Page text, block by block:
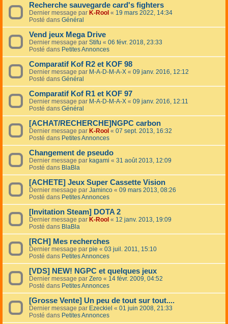
Recherche sauvegarde card's fighters
Dernier message par K-Rool « 19 mars 2022, 14:34
Posté dans Général
Vend jeux Mega Drive
Dernier message par Stifu « 06 févr. 2018, 23:33
Posté dans Petites Annonces
Comparatif Kof R2 et KOF 98
Dernier message par M-A-D-M-A-X « 09 janv. 2016, 12:12
Posté dans Général
Comparatif Kof R1 et KOF 97
Dernier message par M-A-D-M-A-X « 09 janv. 2016, 12:11
Posté dans Général
[ACHAT/RECHERCHE]NGPC carbon
Dernier message par K-Rool « 07 sept. 2013, 16:32
Posté dans Petites Annonces
Changement de pseudo
Dernier message par kagami « 31 août 2013, 12:09
Posté dans BlaBla
[ACHETE] Jeux Super Cassette Vision
Dernier message par Jaminco « 09 mars 2013, 08:26
Posté dans Petites Annonces
[Invitation Steam] DOTA 2
Dernier message par K-Rool « 12 janv. 2013, 19:09
Posté dans BlaBla
[RCH] Mes recherches
Dernier message par pie « 03 juil. 2011, 15:10
Posté dans Petites Annonces
[VDS] NEW! NGPC et quelques jeux
Dernier message par Zero « 14 févr. 2009, 04:52
Posté dans Petites Annonces
[Grosse Vente] Un peu de tout sur tout....
Dernier message par Ezeckiel « 01 juin 2008, 21:33
Posté dans Petites Annonces